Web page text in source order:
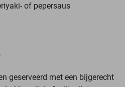
of pepersaus
geserveerd met een bijgerecht